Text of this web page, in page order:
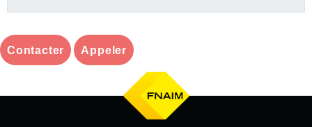
Contacter Appeler